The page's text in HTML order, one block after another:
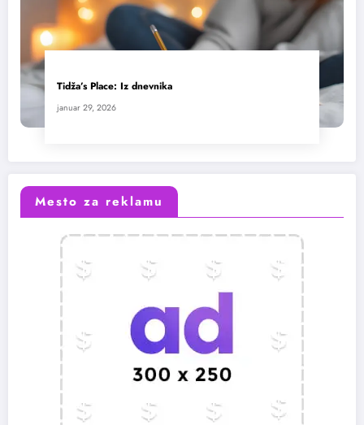
Tidža’s Place: Iz dnevnika
januar 29, 2026
Mesto za reklamu